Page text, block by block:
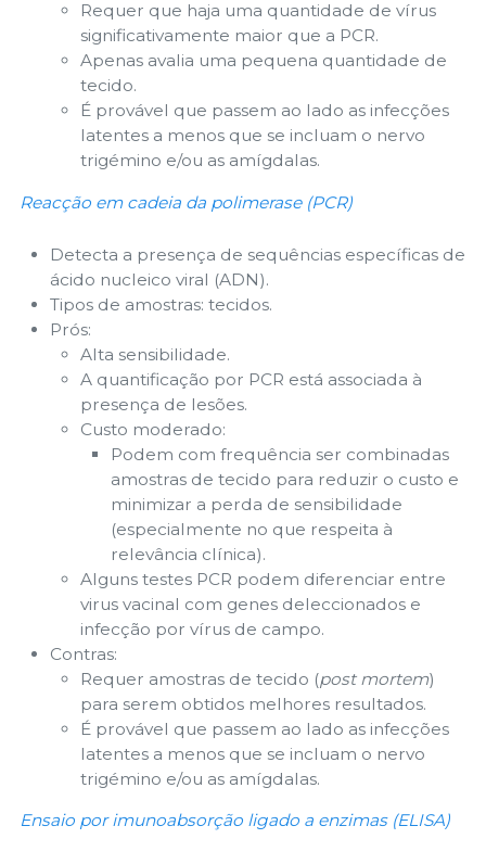
Requer que haja uma quantidade de vírus
significativamente maior que a PCR.
Apenas avalia uma pequena quantidade de
tecido.
É provável que passem ao lado as infecções
latentes a menos que se incluam o nervo
trigémino e/ou as amígdalas.
Reacção em cadeia da polimerase (PCR)
Detecta a presença de sequências específicas de
ácido nucleico viral (ADN).
Tipos de amostras: tecidos.
Prós:
Alta sensibilidade.
A quantificação por PCR está associada à
presença de lesões.
Custo moderado:
Podem com frequência ser combinadas
amostras de tecido para reduzir o custo e
minimizar a perda de sensibilidade
(especialmente no que respeita à
relevância clínica).
Alguns testes PCR podem diferenciar entre
virus vacinal com genes deleccionados e
infecção por vírus de campo.
Contras:
Requer amostras de tecido (post mortem)
para serem obtidos melhores resultados.
É provável que passem ao lado as infecções
latentes a menos que se incluam o nervo
trigémino e/ou as amígdalas.
Ensaio por imunoabsorção ligado a enzimas (ELISA)